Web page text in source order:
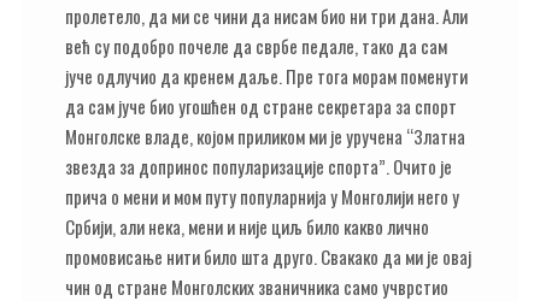
пролетело, да ми се чини да нисам био ни три дана. Али
већ су подобро почеле да сврбе педале, тако да сам
јуче одлучио да кренем даље. Пре тога морам поменути
да сам јуче био угошћен од стране секретара за спорт
Монголске владе, којом приликом ми је уручена “Златна
звезда за допринос популаризације спорта”. Очито је
прича о мени и мом путу популарнија у Монголији него у
Србији, али нека, мени и није циљ било какво лично
промовисање нити било шта друго. Свакако да ми је овај
чин од стране Монголских званичника само учврстио